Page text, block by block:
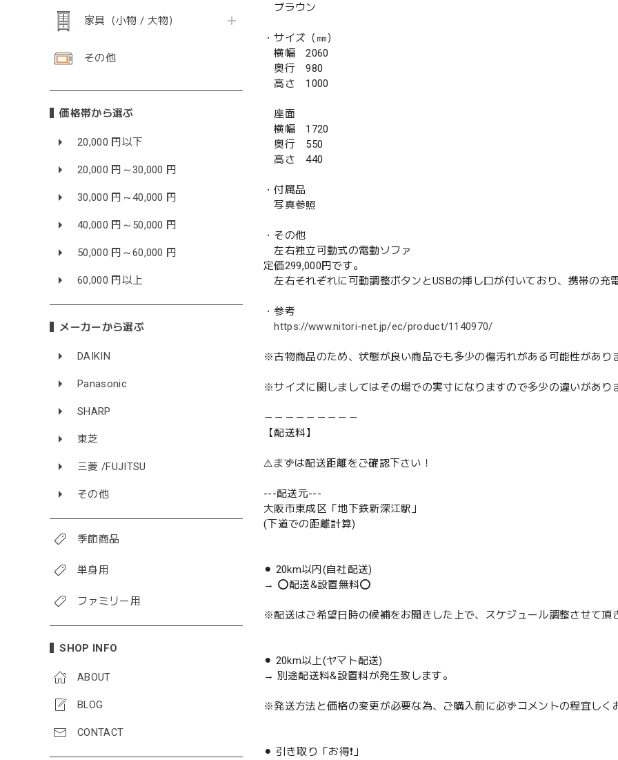
家具（小物 / 大物）
その他
価格帯から選ぶ
20,000 円以下
20,000 円～30,000 円
30,000 円～40,000 円
40,000 円～50,000 円
50,000 円～60,000 円
60,000 円以上
メーカーから選ぶ
DAIKIN
Panasonic
SHARP
東芝
三菱 /FUJITSU
その他
季節商品
単身用
ファミリー用
SHOP INFO
ABOUT
BLOG
CONTACT
ブラウン
・サイズ（㎜）
横幅 2060
奥行 980
高さ 1000
座面
横幅 1720
奥行 550
高さ 440
・付属品
写真参照
・その他
左右独立可動式の電動ソファ
定価299,000円です。
左右それぞれに可動調整ボタンとUSBの挿し口が付いており、携帯の充
・参考
https://www.nitori-net.jp/ec/product/1140970/
※古物商品のため、状態が良い商品でも多少の傷汚れがある可能性があり
※サイズに関しましてはその場での実寸になりますので多少の違いがあり
－－－－－－－－－
【配送料】
⚠️まずは配送距離をご確認下さい！
---配送元---
大阪市東成区「地下鉄新深江駅」
(下道での距離計算)
⚫︎ 20km以内(自社配送)
→ ⭕️配送&設置無料⭕️
※配送はご希望日時の候補をお聞きした上で、スケジュール調整させて頂
⚫︎ 20km以上(ヤマト配送)
→ 別途配送料&設置料が発生致します。
※発送方法と価格の変更が必要な為、ご購入前に必ずコメントの程宜しく
⚫︎ 引き取り「お得❗️」